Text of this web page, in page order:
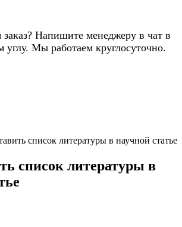
Напишите менеджеру в чат в
Мы работаем круглосуточно.
список литературы в научной статье
список литературы в